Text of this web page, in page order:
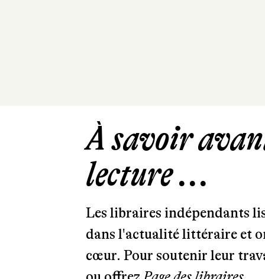
À savoir
lecture ...
Les libraires indépendants
dans l'actualité littéraire et
cœur. Pour soutenir leur